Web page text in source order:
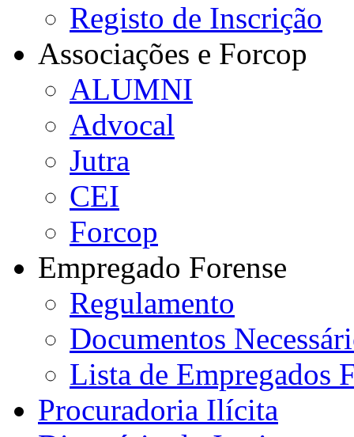
Registo de Inscrição
Associações e Forcop
ALUMNI
Advocal
Jutra
CEI
Forcop
Empregado Forense
Regulamento
Documentos
Lista de Empregados
Procuradoria Ilícita